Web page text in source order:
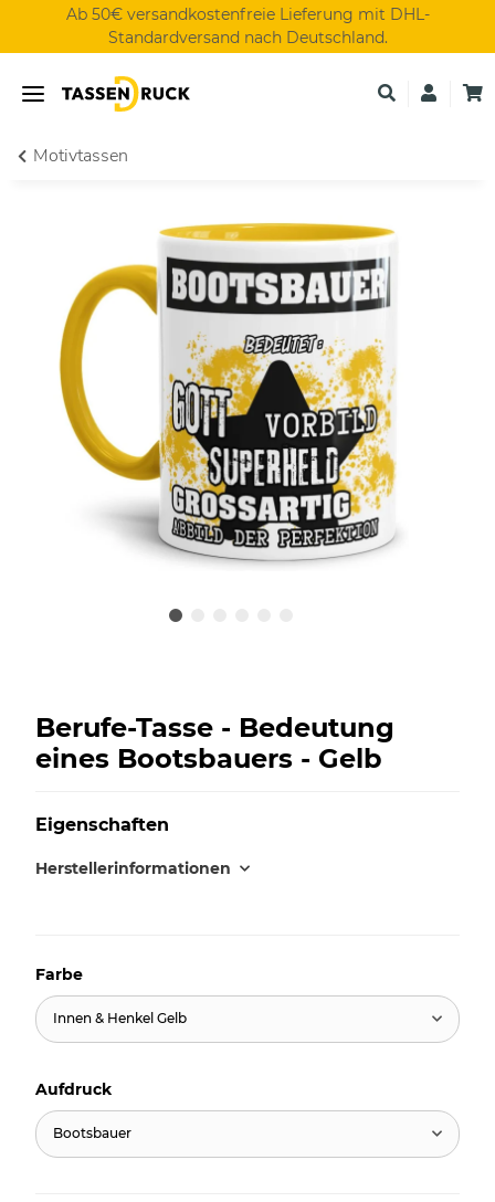
Ab 50€ versandkostenfreie Lieferung mit DHL-
Standardversand nach Deutschland.
Motivtassen
Berufe-Tasse - Bedeutung
eines Bootsbauers - Gelb
Eigenschaften
Herstellerinformationen
Farbe
Innen & Henkel Gelb
Aufdruck
Bootsbauer